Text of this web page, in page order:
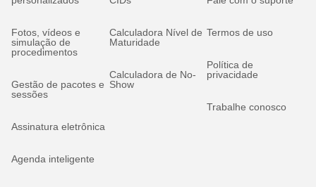
Fotos, vídeos e
simulação de
procedimentos
Gestão de pacotes e
sessões
Assinatura eletrônica
Agenda inteligente
Calculadora Nível de
Maturidade
Calculadora de No-
Show
Termos de uso
Política de
privacidade
Trabalhe conosco